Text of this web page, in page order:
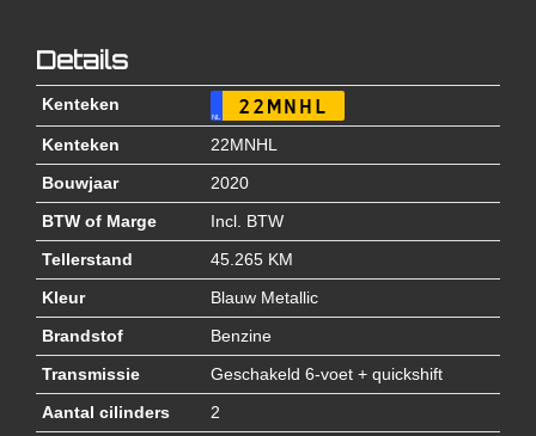
Details
Kenteken
NL 22MNHL
Kenteken
22MNHL
Bouwjaar
2020
BTW of Marge
Incl. BTW
Tellerstand
45.265 KM
Kleur
Blauw Metallic
Brandstof
Benzine
Transmissie
Geschakeld 6-voet + quickshift
Aantal cilinders
2